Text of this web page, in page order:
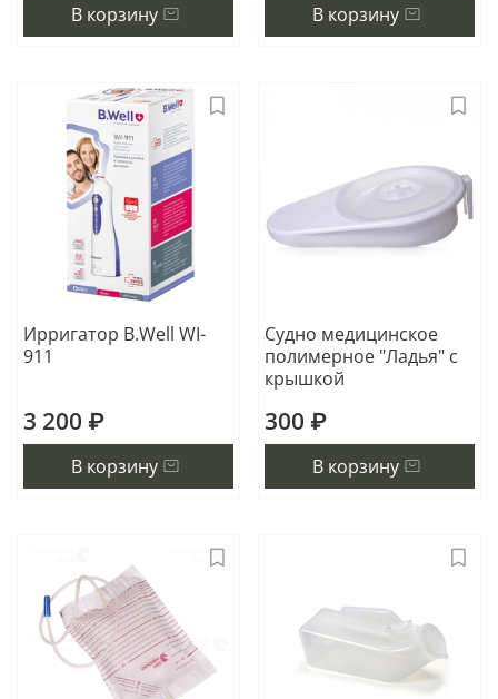
В корзину В корзину
Ирригатор B.Well WI-
911
3 200 ₽
В корзину
Судно медицинское
полимерное "Ладья" с
крышкой
300 ₽
В корзину